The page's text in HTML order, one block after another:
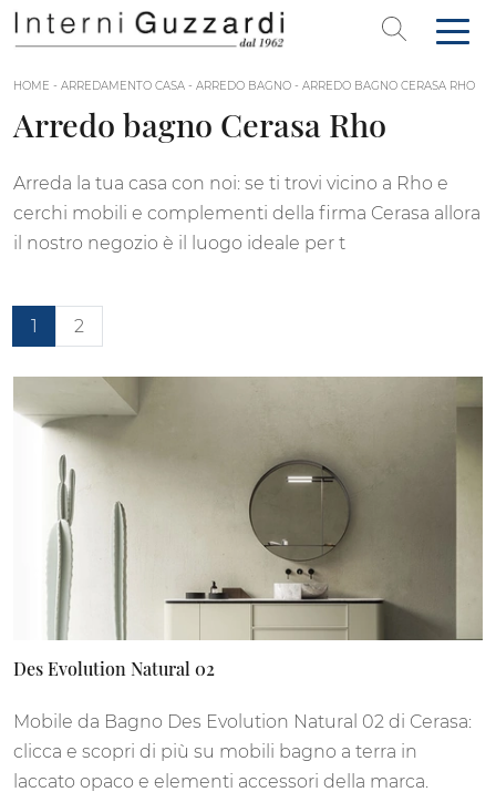
HOME - ARREDAMENTO CASA - ARREDO BAGNO - ARREDO BAGNO CERASA RHO
Arredo bagno Cerasa Rho
Arreda la tua casa con noi: se ti trovi vicino a Rho e
cerchi mobili e complementi della firma Cerasa allora
il nostro negozio è il luogo ideale per t
1 2
Des Evolution Natural 02
Mobile da Bagno Des Evolution Natural 02 di Cerasa:
clicca e scopri di più su mobili bagno a terra in
laccato opaco e elementi accessori della marca.